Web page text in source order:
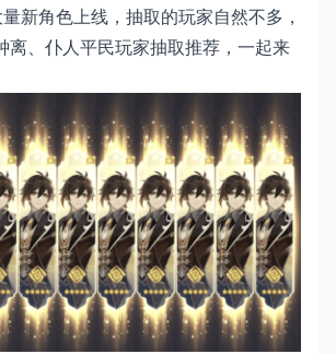
新角色上线，抽取的玩家自然不多，
离、仆人平民玩家抽取推荐，一起来